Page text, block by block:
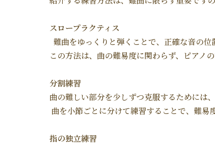
スロープラクティス
難曲をゆっくりと弾くことで、正確な音の位
この方法は、曲の難易度に関わらず、ピアノ
分割練習
曲の難しい部分を少しずつ克服するためには
曲を小節ごとに分けて練習することで、難易
指の独立練習